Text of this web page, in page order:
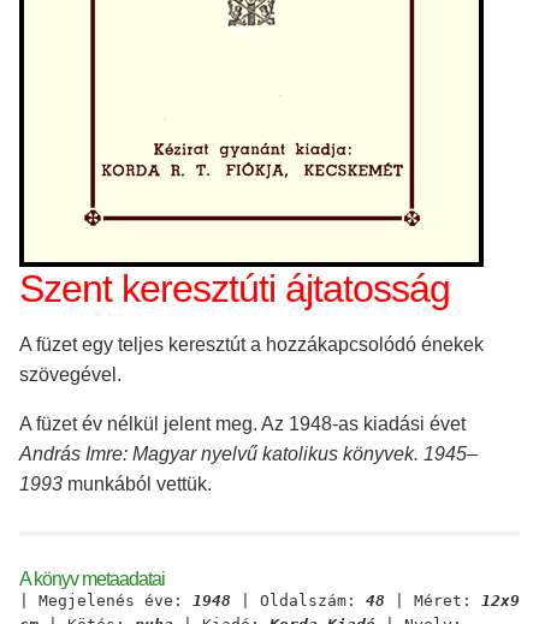
Szent keresztúti ájtatosság
A füzet egy teljes keresztút a hozzákapcsolódó énekek
szövegével.
A füzet év nélkül jelent meg. Az 1948-as kiadási évet
András Imre: Magyar nyelvű katolikus könyvek. 1945–
1993 munkából vettük.
A könyv metaadatai
| Megjelenés éve: 1948 | Oldalszám: 48 | Méret: 12x9